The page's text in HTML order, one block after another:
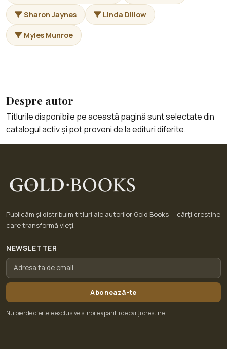
Sharon Jaynes Linda Dillow
Myles Munroe
Despre autor
Titlurile disponibile pe această pagină sunt selectate din
catalogul activ și pot proveni de la edituri diferite.
Publicăm și distribuim titluri ale autorilor Gold Books — cărți creștine
care transformă vieți.
NEWSLETTER
Abonează-te
Nu pierde ofertele exclusive și noile apariții de cărți creștine.